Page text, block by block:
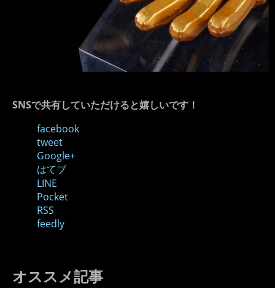
SNSで共有していただけると嬉しいです！
facebook
tweet
Google+
はてブ
LINE
Pocket
RSS
feedly
オススメ記事